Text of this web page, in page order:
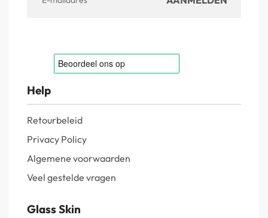
Help
Retourbeleid
Privacy Policy
Algemene voorwaarden
Veel gestelde vragen
Glass Skin